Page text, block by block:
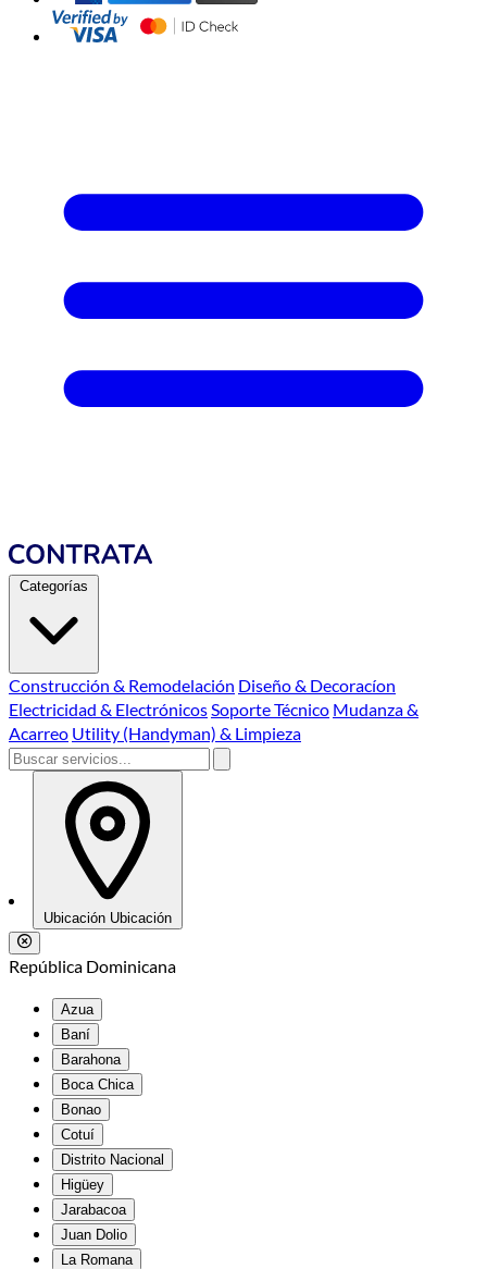
Categorías
Construcción & Remodelación Diseño & Decoracíon
Electricidad & ElectrónicosSoporte Técnico Mudanza &
Acarreo Utility (Handyman) & Limpieza
Ubicación Ubicación
República Dominicana
Azua
Baní
Barahona
Boca Chica
Bonao
Cotuí
Distrito Nacional
Higüey
Jarabacoa
Juan Dolio
La Romana